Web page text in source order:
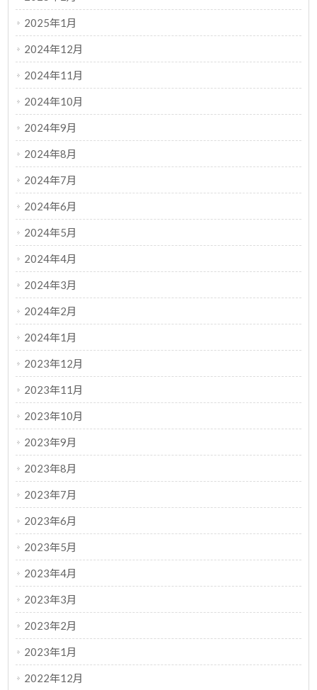
2025年1月
2024年12月
2024年11月
2024年10月
2024年9月
2024年8月
2024年7月
2024年6月
2024年5月
2024年4月
2024年3月
2024年2月
2024年1月
2023年12月
2023年11月
2023年10月
2023年9月
2023年8月
2023年7月
2023年6月
2023年5月
2023年4月
2023年3月
2023年2月
2023年1月
2022年12月